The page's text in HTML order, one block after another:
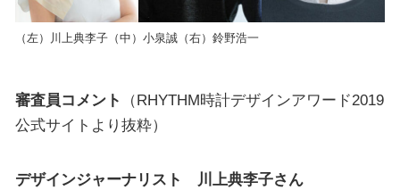
（左）川上典李子（中）小泉誠（右）鈴野浩一
審査員コメント
（RHYTHM時計デザインアワード2019
公式サイトより抜粋）
デザインジャーナリスト 川上典李子さん